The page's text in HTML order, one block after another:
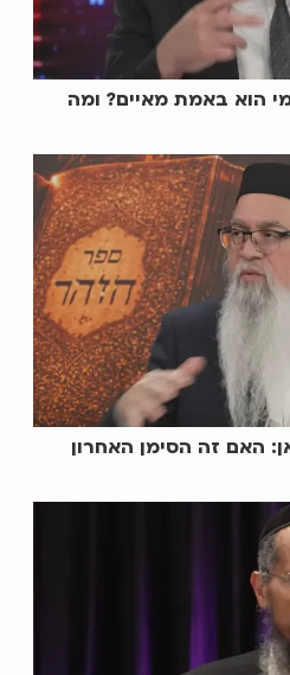
הוא באמת מאיים? ומה
האם זה הסימן האחרון